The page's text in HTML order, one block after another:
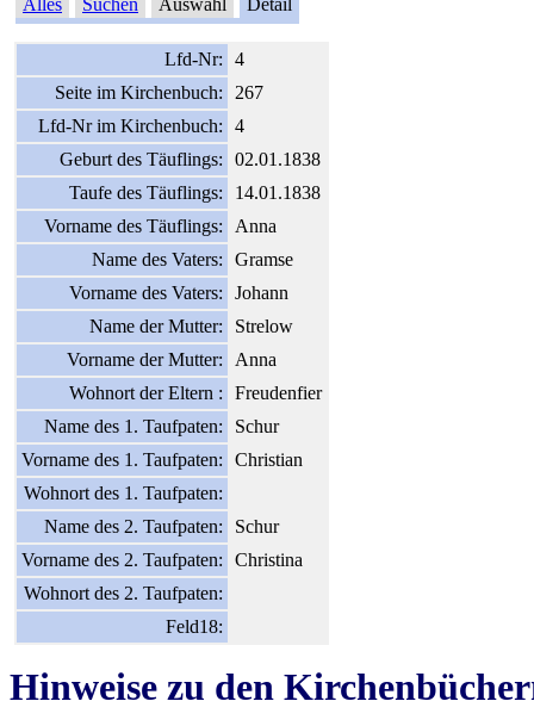
Alles Suchen Auswahl Detail
Lfd-Nr:
4
Seite im Kirchenbuch:
267
Lfd-Nr im Kirchenbuch:
4
Geburt des Täuflings:
02.01.1838
Taufe des Täuflings:
14.01.1838
Vorname des Täuflings:
Anna
Name des Vaters:
Gramse
Vorname des Vaters:
Johann
Name der Mutter:
Strelow
Vorname der Mutter:
Anna
Wohnort der Eltern :
Freudenfier
Name des 1. Taufpaten:
Schur
Vorname des 1. Taufpaten:
Christian
Wohnort des 1. Taufpaten:
Name des 2. Taufpaten:
Schur
Vorname des 2. Taufpaten:
Christina
Wohnort des 2. Taufpaten:
Feld18:
Hinweise zu den